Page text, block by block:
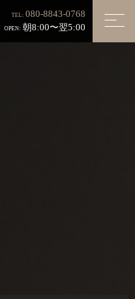
TEL: 080-8843-0768
OPEN: 朝8:00〜翌5:00